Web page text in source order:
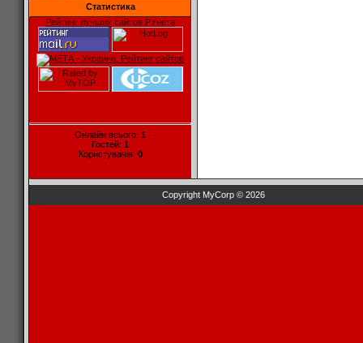
Статистика
Рейтинг лучших сайтов РУнета
Онлайн всього: 1
Гостей: 1
Користувачів: 0
Copyright MyCorp © 2026